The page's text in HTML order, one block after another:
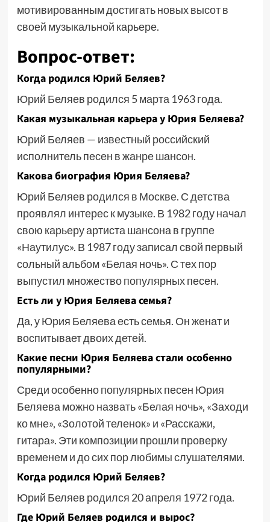
мотивированным достигать новых высот в
своей музыкальной карьере.
Вопрос-ответ:
Когда родился Юрий Беляев?
Юрий Беляев родился 5 марта 1963 года.
Какая музыкальная карьера у Юрия Беляева?
Юрий Беляев — известный российский
исполнитель песен в жанре шансон.
Какова биография Юрия Беляева?
Юрий Беляев родился в Москве. С детства
проявлял интерес к музыке. В 1982 году начал
свою карьеру артиста шансона в группе
«Наутилус». В 1987 году записал свой первый
сольный альбом «Белая ночь». С тех пор
выпустил множество популярных песен.
Есть ли у Юрия Беляева семья?
Да, у Юрия Беляева есть семья. Он женат и
воспитывает двоих детей.
Какие песни Юрия Беляева стали особенно
популярными?
Среди особенно популярных песен Юрия
Беляева можно назвать «Белая ночь», «Заходи
ко мне», «Золотой теленок» и «Расскажи,
гитара». Эти композиции прошли проверку
временем и до сих пор любимы слушателями.
Когда родился Юрий Беляев?
Юрий Беляев родился 20 апреля 1972 года.
Где Юрий Беляев родился и вырос?